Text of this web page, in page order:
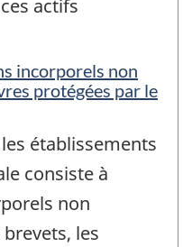
actifs
incorporels non
protégées par le
établissements
consiste à
non
les